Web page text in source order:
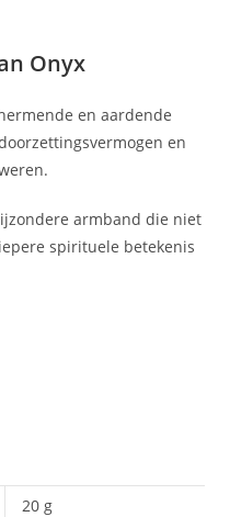
Onyx
en aardende
en
armband die niet
spirituele betekenis
20 g